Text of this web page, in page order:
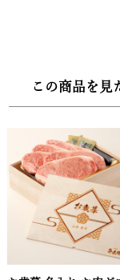
この商品を見